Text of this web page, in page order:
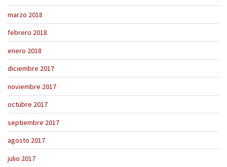
marzo 2018
febrero 2018
enero 2018
diciembre 2017
noviembre 2017
octubre 2017
septiembre 2017
agosto 2017
julio 2017